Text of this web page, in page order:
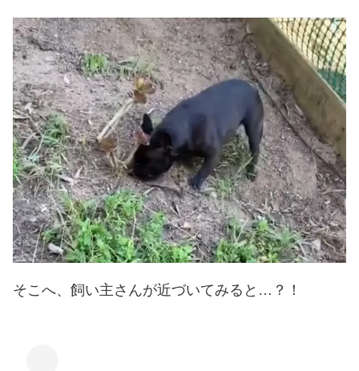
そこへ、飼い主さんが近づいてみると…？！